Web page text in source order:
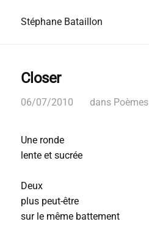
Stéphane Bataillon
Closer
06/07/2010 dans Poèmes
Une ronde
lente et sucrée
Deux
plus peut-être
sur le même battement